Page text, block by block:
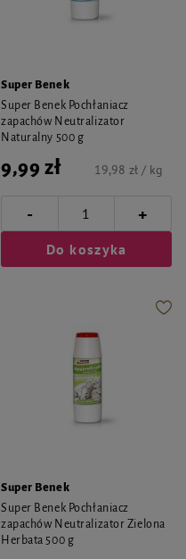
Super Benek
Super Benek Pochłaniacz
zapachów Neutralizator
Naturalny 500 g
9,99 zł 19,98 zł / kg
- +
Do koszyka
Super Benek
Super Benek Pochłaniacz
zapachów Neutralizator Zielona
Herbata 500 g